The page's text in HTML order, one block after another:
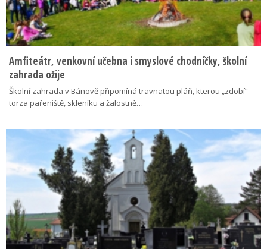
Amfiteátr, venkovní učebna i smyslové chodníčky, školní
zahrada ožije
Školní zahrada v Bánově připomíná travnatou pláň, kterou „zdobí“
torza pařeniště, skleníku a žalostně…